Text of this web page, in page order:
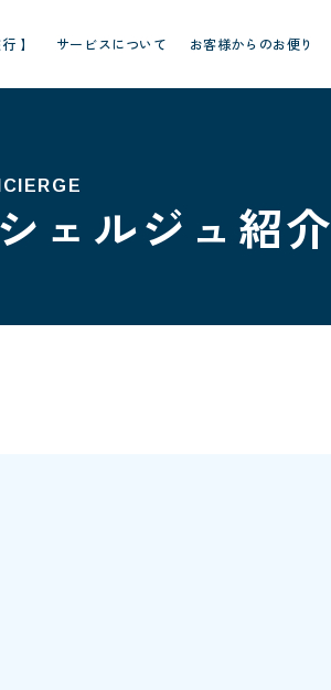
】 サービスについて お客様からのお便り
ェルジュ紹介